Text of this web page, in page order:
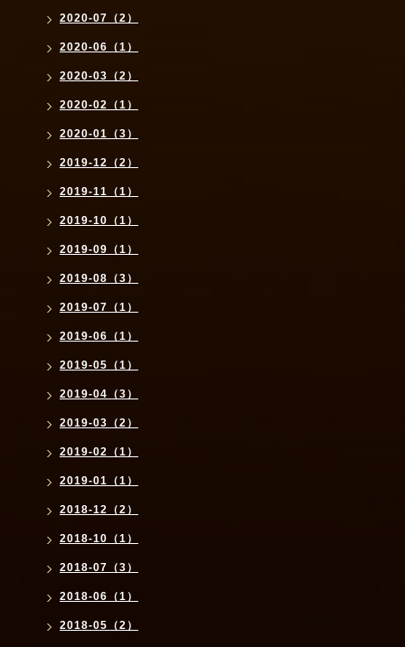
2020-07（2）
2020-06（1）
2020-03（2）
2020-02（1）
2020-01（3）
2019-12（2）
2019-11（1）
2019-10（1）
2019-09（1）
2019-08（3）
2019-07（1）
2019-06（1）
2019-05（1）
2019-04（3）
2019-03（2）
2019-02（1）
2019-01（1）
2018-12（2）
2018-10（1）
2018-07（3）
2018-06（1）
2018-05（2）